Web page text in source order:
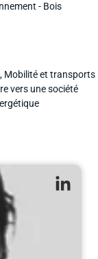
- Bois
, Mobilité et transports
vers une société